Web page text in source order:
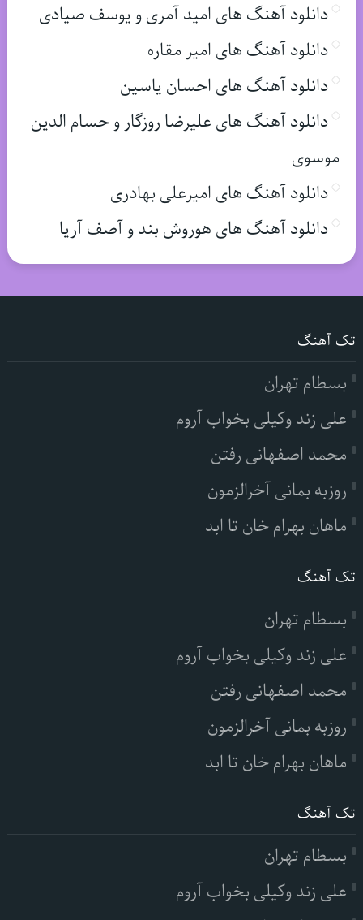
دانلود آهنگ های امید آمری و یوسف صیادی
دانلود آهنگ های امیر مقاره
دانلود آهنگ های احسان یاسین
دانلود آهنگ های علیرضا روزگار و حسام الدین
موسوی
دانلود آهنگ های امیرعلی بهادری
دانلود آهنگ های هوروش بند و آصف آریا
تک آهنگ
بسطام تهران
علی زند وکیلی بخواب آروم
محمد اصفهانی رفتن
روزبه بمانی آخرالزمون
ماهان بهرام خان تا ابد
تک آهنگ
بسطام تهران
علی زند وکیلی بخواب آروم
محمد اصفهانی رفتن
روزبه بمانی آخرالزمون
ماهان بهرام خان تا ابد
تک آهنگ
بسطام تهران
علی زند وکیلی بخواب آروم